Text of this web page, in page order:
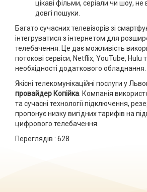
цікаві фільми, серіали чи шоу,
довгі пошуки.
Багато сучасних телевізорів зі
інтегруватися з інтернетом для
телебачення. Це дає можливість
потокові сервіси, Netflix, YouTube, Hulu
необхідності додаткового обладнання.
Якісні телекомунікаційні послуги у
провайдер Копійка . Компанія
та сучасні технології підключення,
пропонує низку вигідних тарифів на
цифрового телебачення.
Переглядів : 628